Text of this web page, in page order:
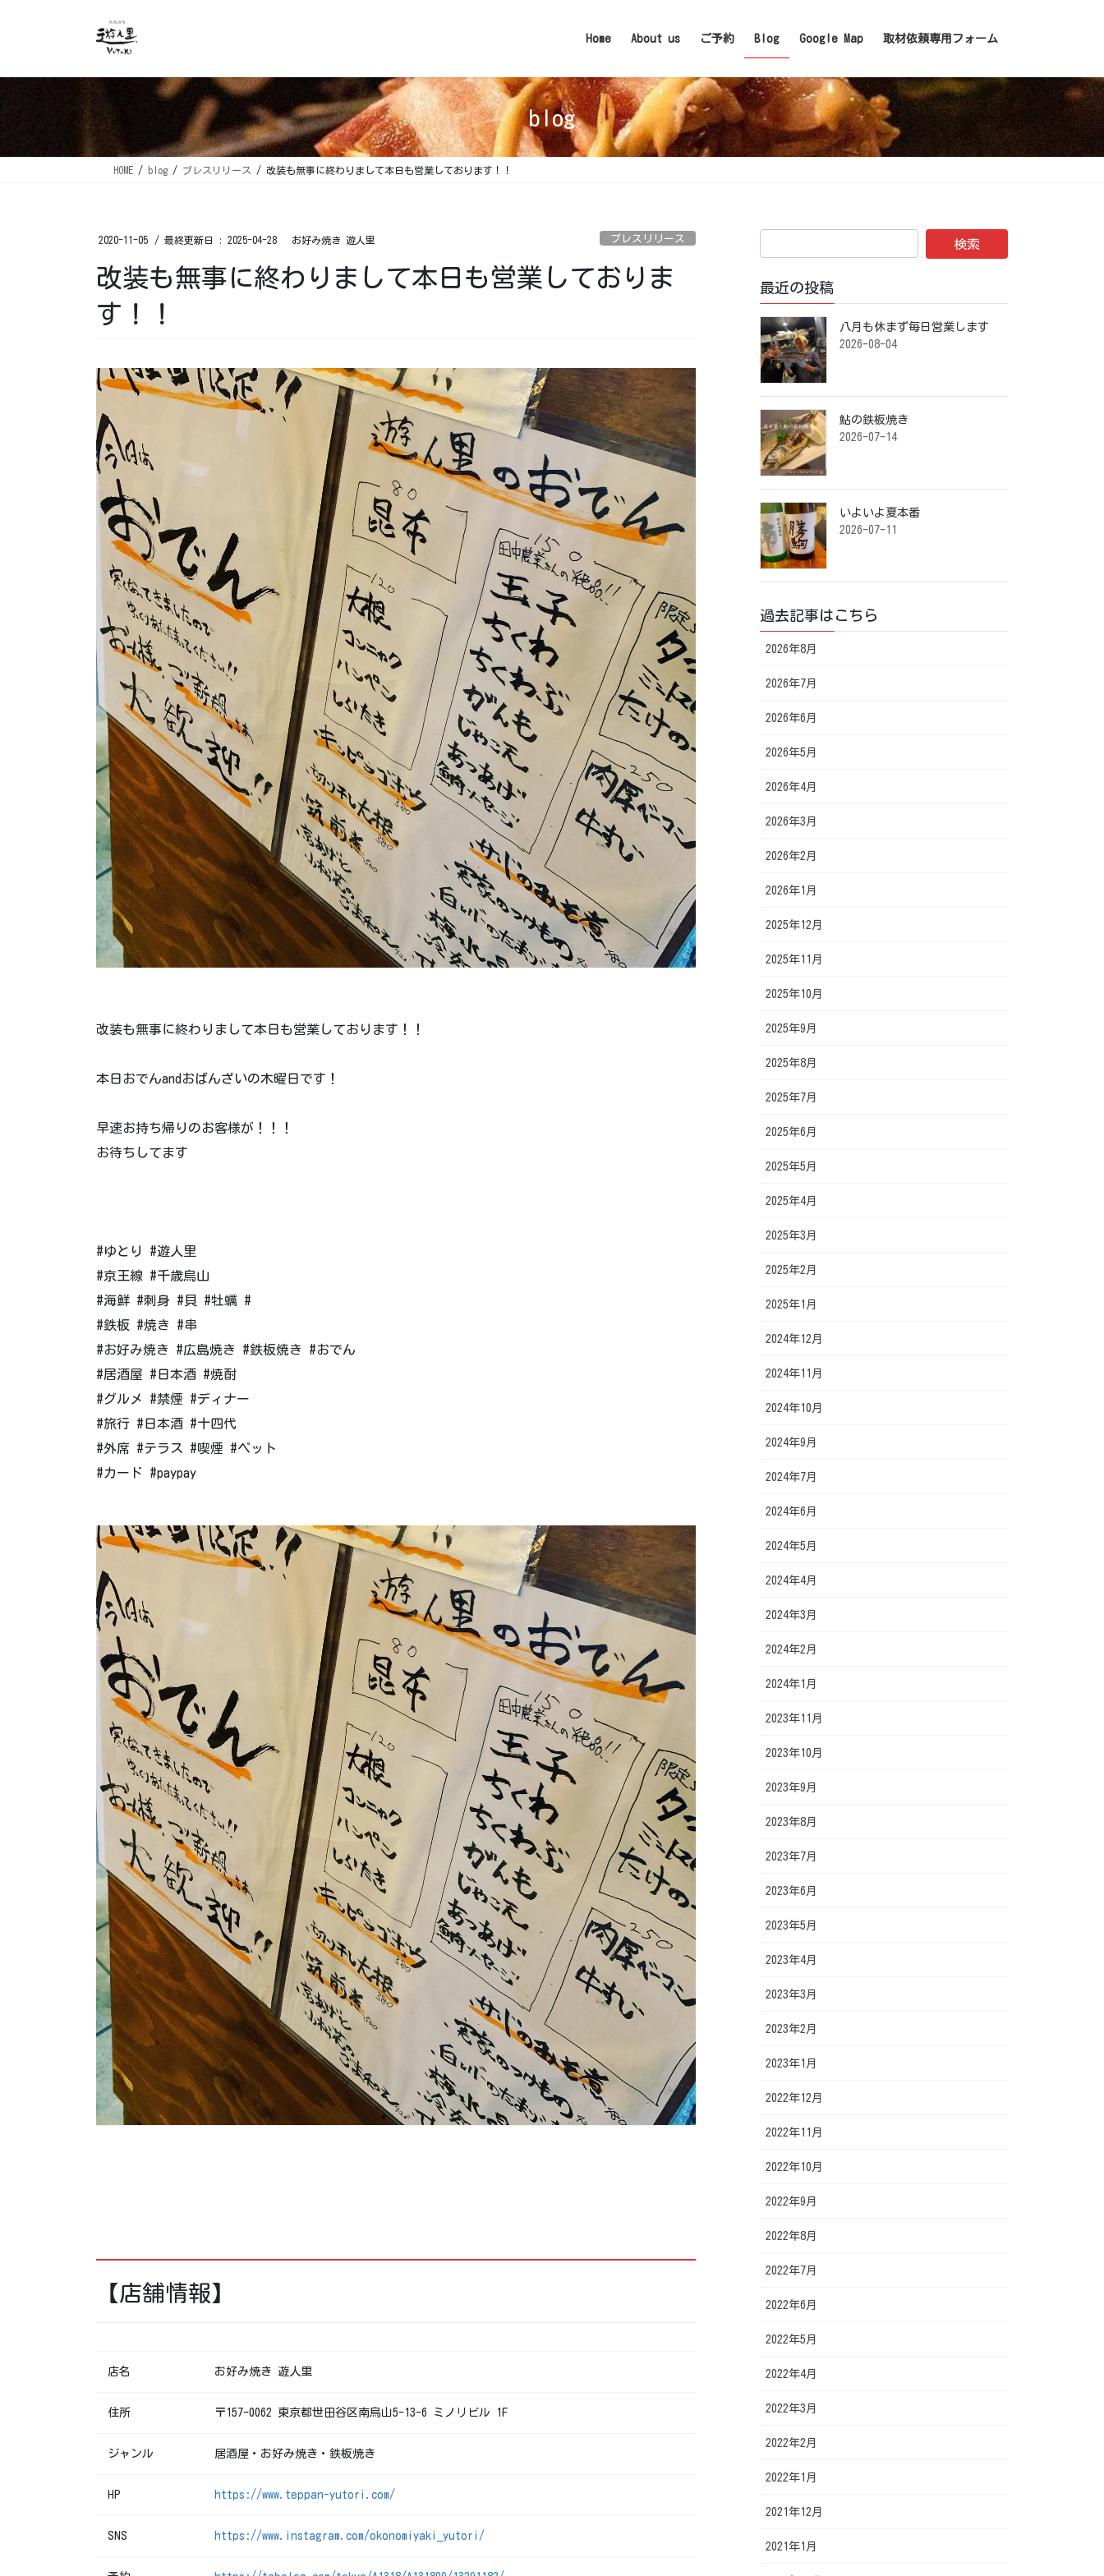
Home About us ご予約 Blog Google Map 取材依頼専用フォーム
blog
HOME blog プレスリリース 改装も無事に終わりまして本日も営業しております！！
2020-11-05 / 最終更新日 : 2025-04-28 お好み焼き 遊人里 プレスリリース
改装も無事に終わりまして本日も営業しておりま
す！！
改装も無事に終わりまして本日も営業しております！！
本日おでんandおばんざいの木曜日です！
早速お持ち帰りのお客様が！！！
お待ちしてます
#ゆとり #遊人里
#京王線 #千歳烏山
#海鮮 #刺身 #貝 #牡蠣 #
#鉄板 #焼き #串
#お好み焼き #広島焼き #鉄板焼き #おでん
#居酒屋 #日本酒 #焼酎
#グルメ #禁煙 #ディナー
#旅行 #日本酒 #十四代
#外席 #テラス #喫煙 #ペット
#カード #paypay
【店舗情報】
店名 お好み焼き 遊人里
住所 〒157-0062 東京都世田谷区南烏山5-13-6 ミノリビル 1F
ジャンル 居酒屋・お好み焼き・鉄板焼き
HP https://www.teppan-yutori.com/
SNS https://www.instagram.com/okonomiyaki_yutori/
最近の投稿
八月も休まず毎日営業します️ ⁡
2026-08-04
鮎の鉄板焼き ⁡
2026-07-14
いよいよ夏本番️ ⁡
2026-07-11
過去記事はこちら
2026年8月
2026年7月
2026年6月
2026年5月
2026年4月
2026年3月
2026年2月
2026年1月
2025年12月
2025年11月
2025年10月
2025年9月
2025年8月
2025年7月
2025年6月
2025年5月
2025年4月
2025年3月
2025年2月
2025年1月
2024年12月
2024年11月
2024年10月
2024年9月
2024年7月
2024年6月
2024年5月
2024年4月
2024年3月
2024年2月
2024年1月
2023年11月
2023年10月
2023年9月
2023年8月
2023年7月
2023年6月
2023年5月
2023年4月
2023年3月
2023年2月
2023年1月
2022年12月
2022年11月
2022年10月
2022年9月
2022年8月
2022年7月
2022年6月
2022年5月
2022年4月
2022年3月
2022年2月
2022年1月
2021年12月
2021年1月